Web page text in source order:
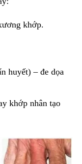
khớp.
huyết) – đe dọa
khớp nhân tạo